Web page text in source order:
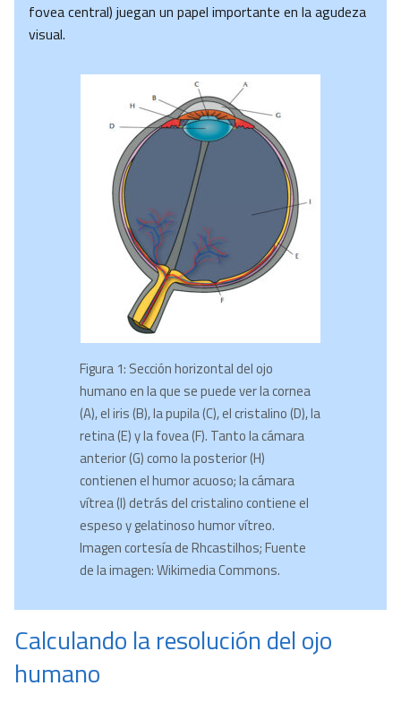
fovea central) juegan un papel importante en la agudeza
visual.
Figura 1: Sección horizontal del ojo
humano en la que se puede ver la cornea
(A), el iris (B), la pupila (C), el cristalino (D), la
retina (E) y la fovea (F). Tanto la cámara
anterior (G) como la posterior (H)
contienen el humor acuoso; la cámara
vítrea (I) detrás del cristalino contiene el
espeso y gelatinoso humor vítreo.
Imagen cortesía de Rhcastilhos; Fuente
de la imagen: Wikimedia Commons.
Calculando la resolución del ojo
humano